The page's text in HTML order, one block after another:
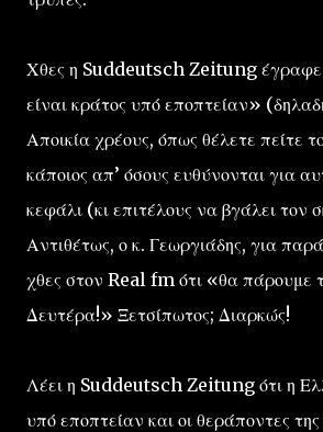
Χθες η Suddeutsch Zeitung έγραφε
είναι κράτος υπό εποπτείαν»
Αποικία χρέους, όπως θέλετε πείτε
κάποιος απ’ όσους ευθύνονται για
κεφάλι (κι επιτέλους να βγάλει τον
Αντιθέτως, ο κ. Γεωργιάδης, για
χθες στον Real fm ότι «θα πάρουμε
Δευτέρα!» Ξετσίπωτος; Διαρκώς!
Λέει η Suddeutsch Zeitung ότι η
υπό εποπτείαν και οι θεράποντες